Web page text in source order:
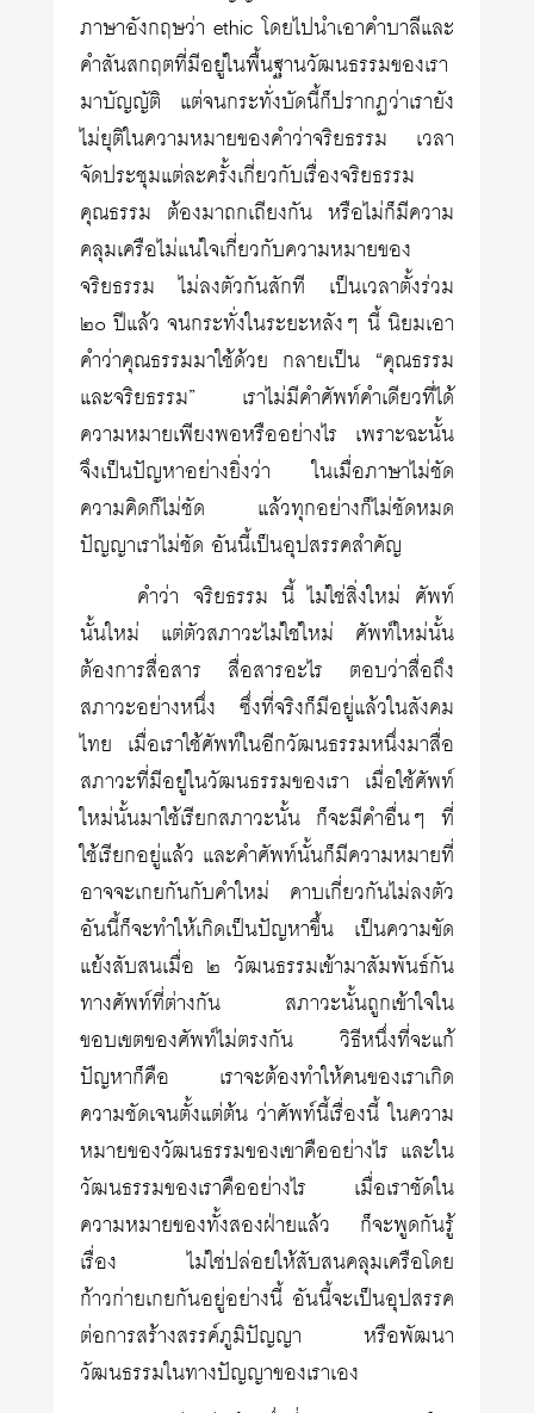
ภาษาอังกฤษว่า ethic โดยไปนำเอาคำบาลีและ
คำสันสกฤตที่มีอยู่ในพื้นฐานวัฒนธรรมของเรา
มาบัญญัติ แต่จนกระทั่งบัดนี้ก็ปรากฏว่าเรายัง
ไม่ยุติในความหมายของคำว่าจริยธรรม เวลา
จัดประชุมแต่ละครั้งเกี่ยวกับเรื่องจริยธรรม
คุณธรรม ต้องมาถกเถียงกัน หรือไม่ก็มีความ
คลุมเครือไม่แน่ใจเกี่ยวกับความหมายของ
จริยธรรม ไม่ลงตัวกันสักที เป็นเวลาตั้งร่วม
๒๐ ปีแล้ว จนกระทั่งในระยะหลังๆ นี้ นิยมเอา
คำว่าคุณธรรมมาใช้ด้วย กลายเป็น “คุณธรรม
และจริยธรรม” เราไม่มีคำศัพท์คำเดียวที่ได้
ความหมายเพียงพอหรืออย่างไร เพราะฉะนั้น
จึงเป็นปัญหาอย่างยิ่งว่า ในเมื่อภาษาไม่ชัด
ความคิดก็ไม่ชัด แล้วทุกอย่างก็ไม่ชัดหมด
ปัญญาเราไม่ชัด อันนี้เป็นอุปสรรคสำคัญ
คำว่า จริยธรรม นี้ ไม่ใช่สิ่งใหม่ ศัพท์
นั้นใหม่ แต่ตัวสภาวะไม่ใช่ใหม่ ศัพท์ใหม่นั้น
ต้องการสื่อสาร สื่อสารอะไร ตอบว่าสื่อถึง
สภาวะอย่างหนึ่ง ซึ่งที่จริงก็มีอยู่แล้วในสังคม
ไทย เมื่อเราใช้ศัพท์ในอีกวัฒนธรรมหนึ่งมาสื่อ
สภาวะที่มีอยู่ในวัฒนธรรมของเรา เมื่อใช้ศัพท์
ใหม่นั้นมาใช้เรียกสภาวะนั้น ก็จะมีคำอื่นๆ ที่
ใช้เรียกอยู่แล้ว และคำศัพท์นั้นก็มีความหมายที่
อาจจะเกยกันกับคำใหม่ คาบเกี่ยวกันไม่ลงตัว
อันนี้ก็จะทำให้เกิดเป็นปัญหาขึ้น เป็นความขัด
แย้งสับสนเมื่อ ๒ วัฒนธรรมเข้ามาสัมพันธ์กัน
ทางศัพท์ที่ต่างกัน สภาวะนั้นถูกเข้าใจใน
ขอบเขตของศัพท์ไม่ตรงกัน วิธีหนึ่งที่จะแก้
ปัญหาก็คือ เราจะต้องทำให้คนของเราเกิด
ความชัดเจนตั้งแต่ต้น ว่าศัพท์นี้เรื่องนี้ ในความ
หมายของวัฒนธรรมของเขาคืออย่างไร และใน
วัฒนธรรมของเราคืออย่างไร เมื่อเราชัดใน
ความหมายของทั้งสองฝ่ายแล้ว ก็จะพูดกันรู้
เรื่อง ไม่ใช่ปล่อยให้สับสนคลุมเครือโดย
ก้าวก่ายเกยกันอยู่อย่างนี้ อันนี้จะเป็นอุปสรรค
ต่อการสร้างสรรค์ภูมิปัญญา หรือพัฒนา
วัฒนธรรมในทางปัญญาของเราเอง